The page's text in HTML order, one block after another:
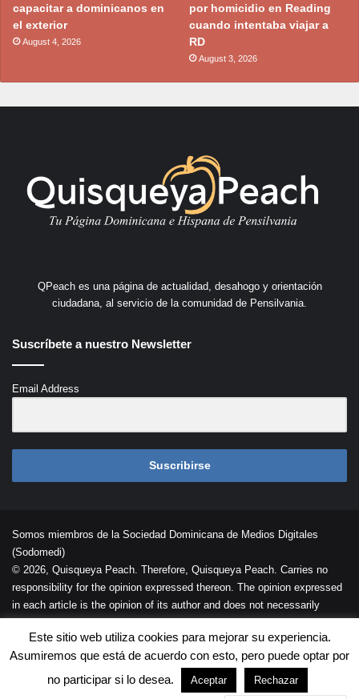
capacitar a dominicanos en
el exterior
August 4, 2026
por homicidio en Reading
cuando intentaba viajar a
RD
August 3, 2026
QPeach es una página de actualidad, desahogo y orientación
ciudadana, al servicio de la comunidad de Pensilvania.
Suscríbete a nuestro Newsletter
Email Address
Suscribirse
Somos miembros de la Sociedad Dominicana de Medios Digitales
(Sodomedi)
© 2026, Quisqueya Peach. Therefore, Quisqueya Peach. Carries no
responsibility for the opinion expressed thereon. The opinion expressed
in each article is the opinion of its author and does not necessarily
Desarrollada porPalaeli Studio
Términos de Uso
Este sitio web utiliza cookies para mejorar su experiencia.
Asumiremos que está de acuerdo con esto, pero puede optar por
no participar si lo desea.
Aceptar Rechazar